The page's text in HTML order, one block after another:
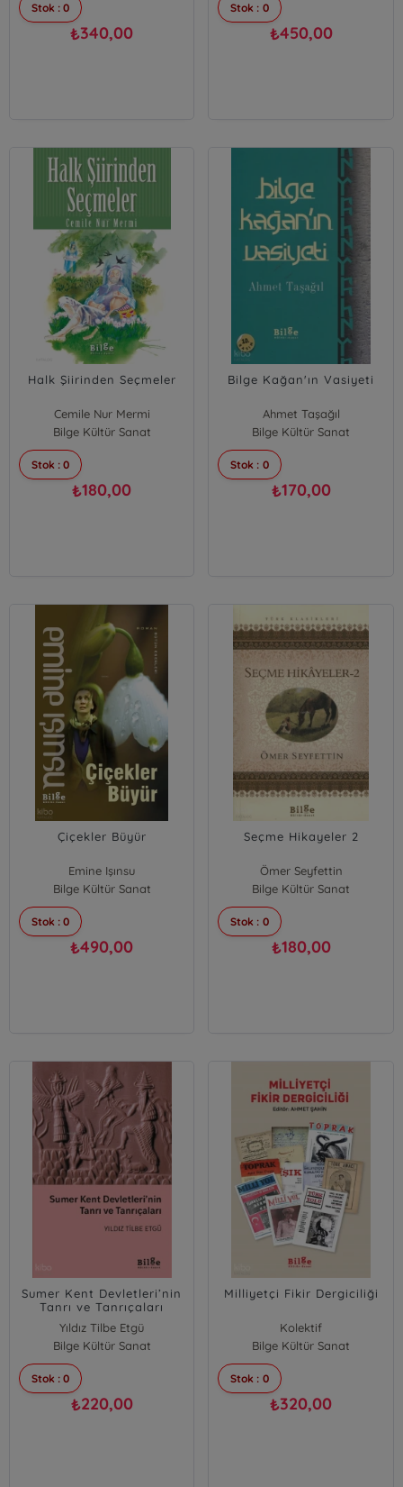
Stok : 0
₺340,00
Stok : 0
₺450,00
Halk Şiirinden Seçmeler
Cemile Nur Mermi
Bilge Kültür Sanat
Stok : 0
₺180,00
Bilge Kağan'ın Vasiyeti
Ahmet Taşağıl
Bilge Kültür Sanat
Stok : 0
₺170,00
Çiçekler Büyür
Emine Işınsu
Bilge Kültür Sanat
Stok : 0
₺490,00
Seçme Hikayeler 2
Ömer Seyfettin
Bilge Kültür Sanat
Stok : 0
₺180,00
Sumer Kent Devletleri’nin
Tanrı ve Tanrıçaları
Yıldız Tilbe Etgü
Bilge Kültür Sanat
Stok : 0
₺220,00
Milliyetçi Fikir Dergiciliği
Kolektif
Bilge Kültür Sanat
Stok : 0
₺320,00